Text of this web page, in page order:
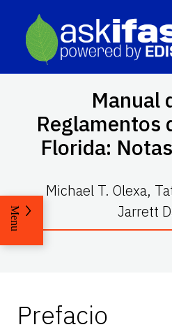
Manual
Reglamentos
Florida:
Michael T. Olexa,
Jarrett
Menu
Prefacio